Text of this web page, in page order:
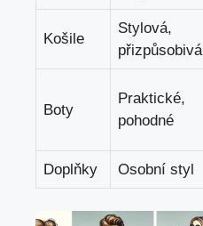
Košile
Stylová,
přizpůsobivá
Boty
Praktické,
pohodné
Doplňky Osobní styl